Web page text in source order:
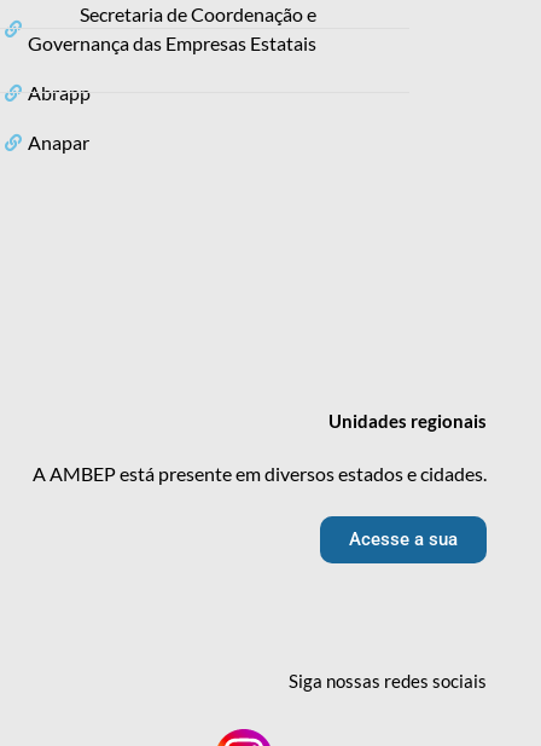
Secretaria de Coordenação e
Governança das Empresas Estatais
Abrapp
Anapar
Unidades regionais
A AMBEP está presente em diversos estados e cidades.
Acesse a sua
Siga nossas redessociais